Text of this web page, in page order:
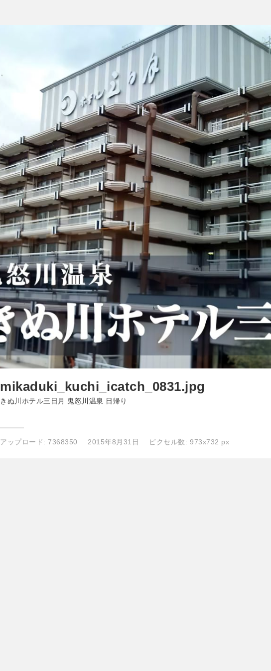
mikaduki_kuchi_icatch_0831.jpg
きぬ川ホテル三日月 鬼怒川温泉 日帰り
アップロード:7368350 2015年8月31日 ピクセル数: 973x732 px